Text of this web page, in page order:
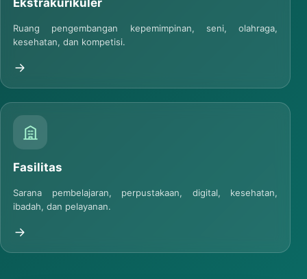
Ekstrakurikuler
Ruang pengembangan kepemimpinan, seni, olahraga,
kesehatan, dan kompetisi.
Fasilitas
Sarana pembelajaran, perpustakaan, digital, kesehatan,
ibadah, dan pelayanan.